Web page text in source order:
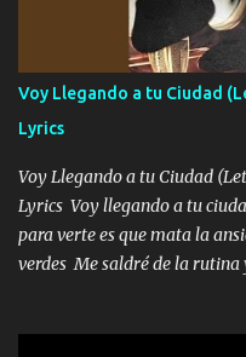
enamora pa describirte unas
quiero contigo que seas
contéstame la llamada pa
borracho me animo a
me encantes Decirte que me
tenerte aquí espero que
Voy Llegando a tu Ciudad
Lyrics
Voy Llegando a tu Ciudad
Lyrics Voy llegando a tu
para verte es que mata la
verdes Me saldré de la rutina